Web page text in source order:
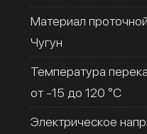
Материал
Чугун
Температура
от -15 до 120 °C
Электрическое